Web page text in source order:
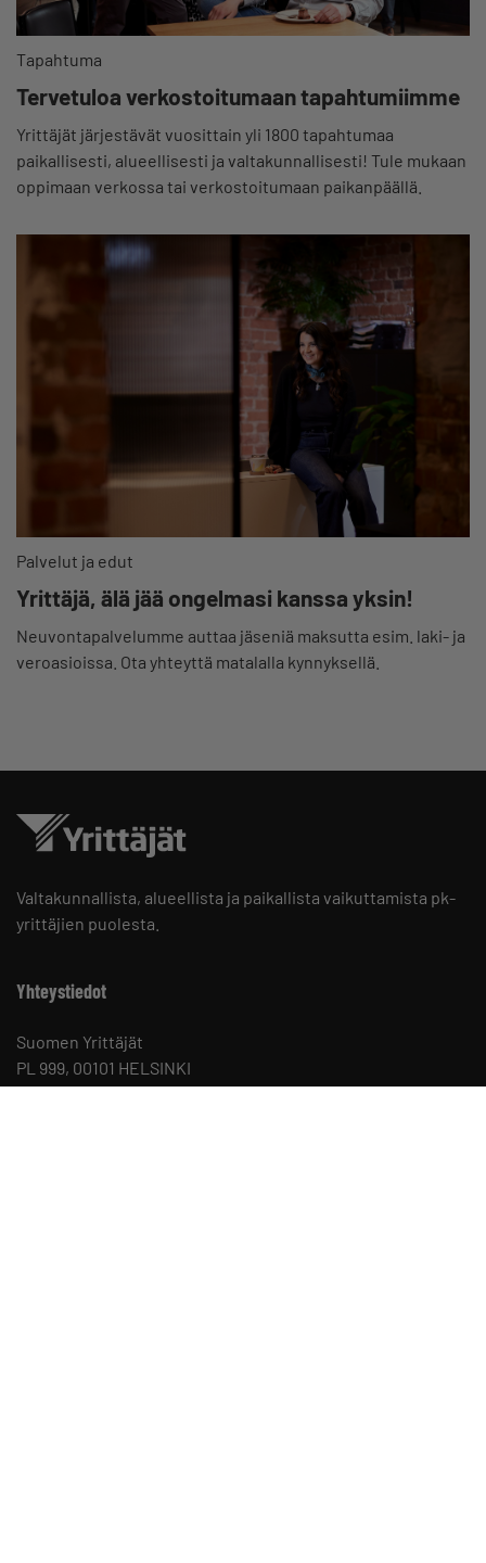
Tapahtuma
Tervetuloa verkostoitumaan tapahtumiimme
Yrittäjät järjestävät vuosittain yli 1800 tapahtumaa
paikallisesti, alueellisesti ja valtakunnallisesti! Tule mukaan
oppimaan verkossa tai verkostoitumaan paikanpäällä.
Palvelut ja edut
Yrittäjä, älä jää ongelmasi kanssa yksin!
Neuvontapalvelumme auttaa jäseniä maksutta esim. laki- ja
veroasioissa. Ota yhteyttä matalalla kynnyksellä.
Valtakunnallista, alueellista ja paikallista vaikuttamista pk-
yrittäjien puolesta.
Yhteystiedot
Suomen Yrittäjät
PL 999, 00101 HELSINKI
Puhelinvaihde 09 229 221